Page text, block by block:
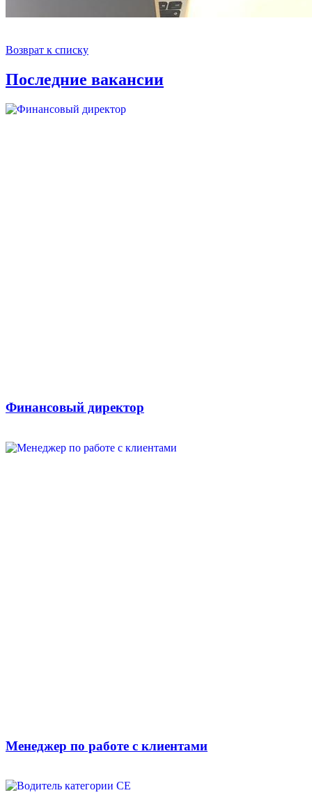
Возврат к списку
Последние вакансии
Финансовый директор
Менеджер по работе с клиентами